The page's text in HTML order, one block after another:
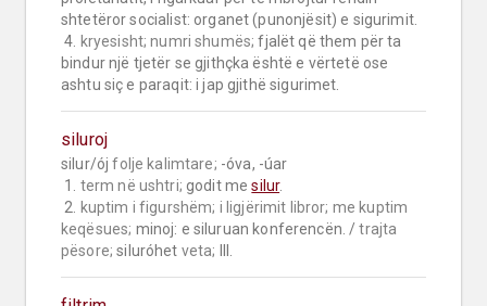
shtetëror socialist: organet (punonjësit) e sigurimit.
4. kryesisht; numri shumës; fjalët që them për ta
bindur një tjetër se gjithçka është e vërtetë ose
ashtu siç e paraqit: i jap gjithë sigurimet.
siluroj
silur/ój folje kalimtare; -óva, -úar
1. term në ushtri; godit me silur.
2.
kuptim i figurshëm; i ligjërimit libror; me kuptim
keqësues; minoj: e siluruan konferencën. / trajta
pësore; siluróhet veta;